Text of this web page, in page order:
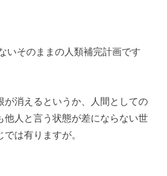
いそのままの人類補完計画です
が消えるというか、人間としての
他人と言う状態が差にならない世
は有りますが。